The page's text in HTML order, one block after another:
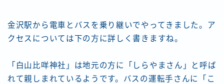
金沢駅から電車とバスを乗り継いでやってきました。ア
クセスについては下の方に詳しく書きますね。
「白山比咩神社」は地元の方に「しらやまさん」と呼ば
れて親しまれているようです。バスの運転手さんに「こ